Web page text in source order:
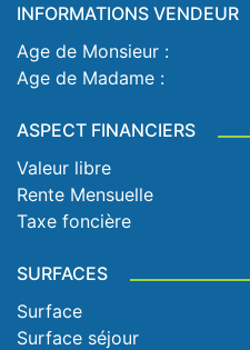
INFORMATIONS VENDEUR
Age de Monsieur :
Age de Madame :
ASPECT FINANCIERS
Valeur libre
Rente Mensuelle
Taxe foncière
SURFACES
Surface
Surface séjour